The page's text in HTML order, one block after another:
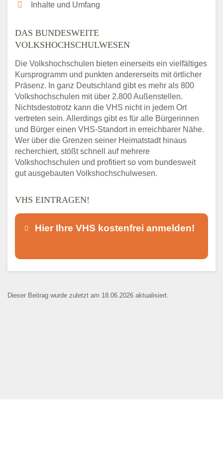
Inhalte und Umfang
DAS BUNDESWEITE
VOLKSHOCHSCHULWESEN
Die Volkshochschulen bieten einerseits ein vielfältiges
Kursprogramm und punkten andererseits mit örtlicher
Präsenz. In ganz Deutschland gibt es mehr als 800
Volkshochschulen mit über 2.800 Außenstellen.
Nichtsdestotrotz kann die VHS nicht in jedem Ort
vertreten sein. Allerdings gibt es für alle Bürgerinnen
und Bürger einen VHS-Standort in erreichbarer Nähe.
Wer über die Grenzen seiner Heimatstadt hinaus
recherchiert, stößt schnell auf mehrere
Volkshochschulen und profitiert so vom bundesweit
gut ausgebauten Volkshochschulwesen.
VHS EINTRAGEN!
Hier Ihre VHS kostenfrei anmelden!
Kontaktaufnahme und ist nicht
Dieser Beitrag wurde zuletzt am 18.06.2026 aktualisiert.